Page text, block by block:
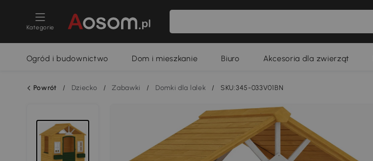
Kategorie
Ogród i budownictwo Dom i mieszkanie Biuro Akcesoria dla zwierząt
Powrót / Dziecko / Zabawki / Domki dla lalek / SKU:345-033V01BN